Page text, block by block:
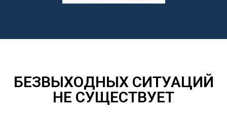
БЕЗВЫХОДНЫХ СИТУАЦИЙ
НЕ СУЩЕСТВУЕТ